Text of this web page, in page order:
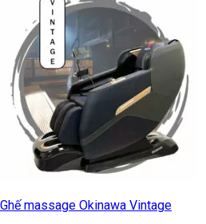
Ghế massage Okinawa Vintage